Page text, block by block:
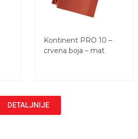
Kontinent PRO 10 –
crvena boja – mat
DETALJNIJE